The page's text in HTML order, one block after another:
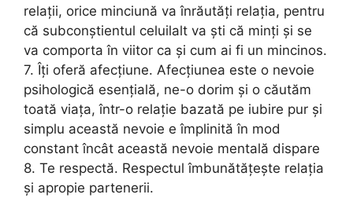
relații, orice minciună va înrăutăți relația, pentru
că subconștientul celuilalt va ști că minți și se
va comporta în viitor ca și cum ai fi un mincinos.
7. Îți oferă afecțiune. Afecțiunea este o nevoie
psihologică esențială, ne-o dorim și o căutăm
toată viața, într-o relație bazată pe iubire pur și
simplu această nevoie e împlinită în mod
constant încât această nevoie mentală dispare
8. Te respectă. Respectul îmbunătățește relația
și apropie partenerii.